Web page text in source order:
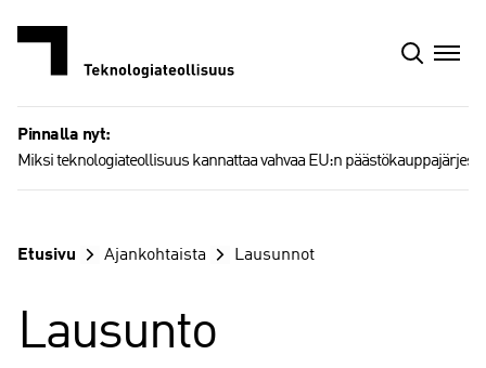
Pinnalla nyt:
Miksi teknologiateollisuus kannattaa vahvaa EU:n
Etusivu Ajankohtaista Lausunnot
Lausunto